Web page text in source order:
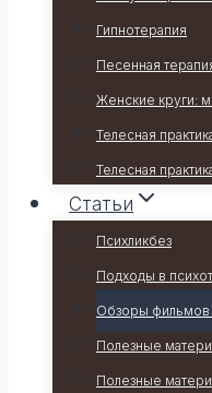
Гипнотерапия
Песенная
Женские круги:
Телесная
Телесная
Статьи
Психликбез
Подходы в
Обзоры фильмов
Полезные
Полезные